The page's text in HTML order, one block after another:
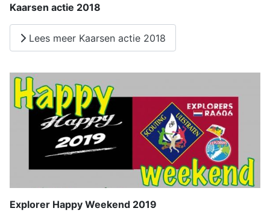
Kaarsen actie 2018
Lees meer Kaarsen actie 2018
Explorer Happy Weekend 2019